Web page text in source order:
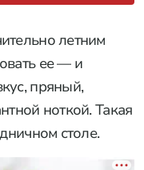
летним
ее — и
пряный,
ноткой. Такая
столе.